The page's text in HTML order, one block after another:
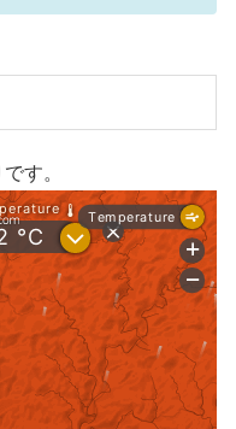
す。